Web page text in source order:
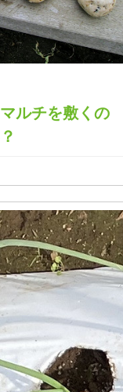
ルチを敷くの